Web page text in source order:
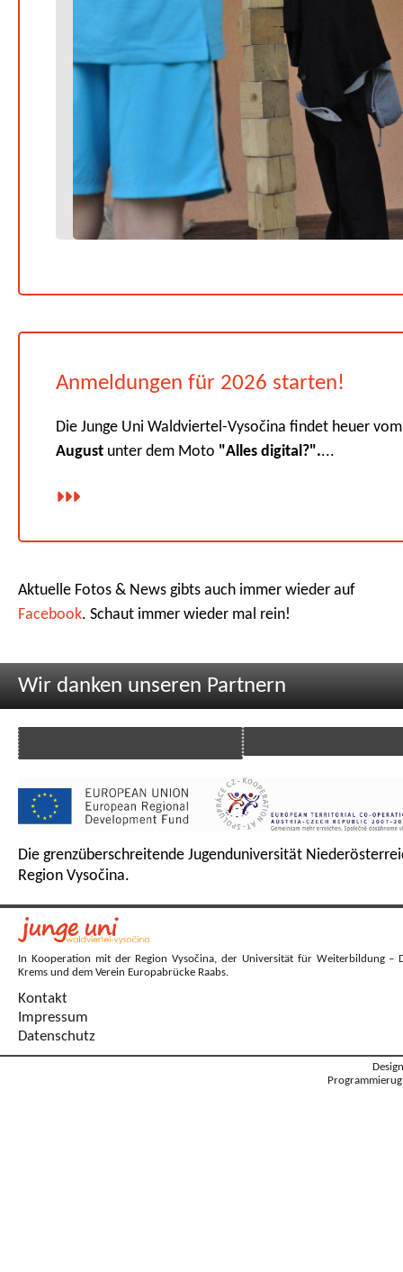
Anmeldungen für 2026 starten!
Die Junge Uni Waldviertel-Vysočina findet heuer
August unter dem Moto "Alles digital?"....
Aktuelle Fotos & News gibts auch immer wieder auf
Facebook. Schaut immer wieder mal rein!
Wir danken unseren Partnern
Die grenzüberschreitende Jugenduniversität
Region Vysočina.
In Kooperation mit der Region Vysočina, der Universität für Weiterbildung –
Krems und dem Verein Europabrücke Raabs.
Kontakt
Impressum
Datenschutz